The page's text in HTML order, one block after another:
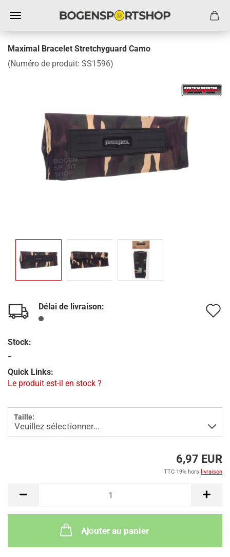
Maximal Bracelet Stretchyguard Camo
(Numéro de produit: SS1596)
Délai de livraison:
Stock:
-
Quick Links:
Le produit est-il en stock ?
Taille:
6,97 EUR
TTC 19% hors livraison
Ajouter au panier